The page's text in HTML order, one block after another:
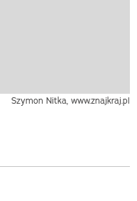
Szymon Nitka, www.znajkraj.pl